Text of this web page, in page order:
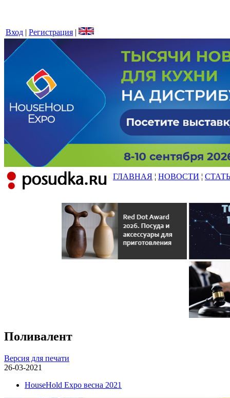
Вход | Регистрация |
ГЛАВНАЯ ¦ НОВОСТИ ¦
Поливалент
Версия для печати
26-03-2021
HouseHold Expo весна 2021